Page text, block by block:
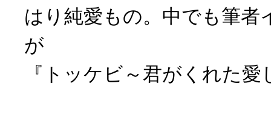
はり純愛もの。中でも筆者
が
『トッケビ～君がくれた